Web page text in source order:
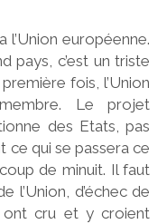
l’Union européenne.
pays, c’est un triste
fois, l’Union
Le projet
des Etats, pas
ce qui se passera ce
de minuit. Il faut
l’Union, d’échec de
ont cru et y croient